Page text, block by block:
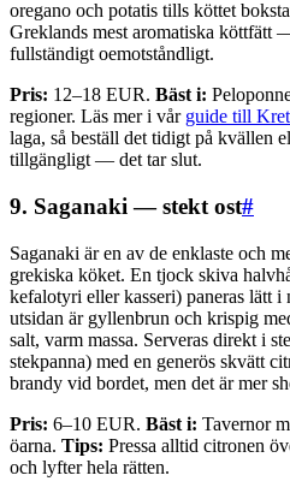
oregano och potatis tills köttet
Greklands mest aromatiska köttfätt
fullständigt oemotståndligt.
Pris: 12–18 EUR. Bäst i:
regioner. Läs mer i vår guide till
laga, så beställ det tidigt på kvällen
tillgängligt — det tar slut.
9. Saganaki — stekt ost#
Saganaki är en av de enklaste och
grekiska köket. En tjock skiva
kefalotyri eller kasseri) paneras lätt
utsidan är gyllenbrun och krispig
salt, varm massa. Serveras direkt i
stekpanna) med en generös skvätt
brandy vid bordet, men det är mer
Pris: 6–10 EUR. Bäst i: Tavernor
öarna. Tips: Pressa alltid citronen
och lyfter hela rätten.